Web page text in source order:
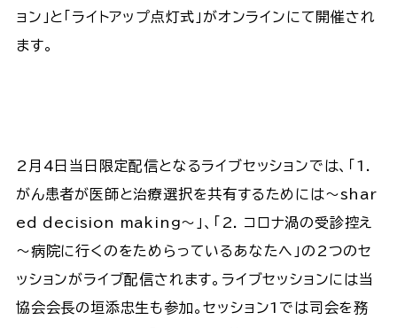
ョン」と「ライトアップ点灯式」がオンラインにて開催され
ます。
2月4日当日限定配信となるライブセッションでは、「1.
がん患者が医師と治療選択を共有するためには～shar
ed decision making～」、「2. コロナ渦の受診控え
～病院に行くのをためらっているあなたへ」の2つのセ
ッションがライブ配信されます。ライブセッションには当
協会会長の垣添忠生も参加。セッション1では司会を務